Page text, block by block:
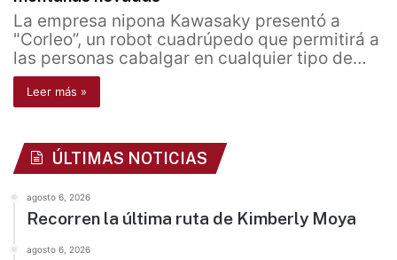
La empresa nipona Kawasaky presentó a
"Corleo”, un robot cuadrúpedo que permitirá a
las personas cabalgar en cualquier tipo de…
Leer más »
ÚLTIMAS NOTICIAS
agosto 6, 2026
Recorren la última ruta de Kimberly Moya
agosto 6, 2026